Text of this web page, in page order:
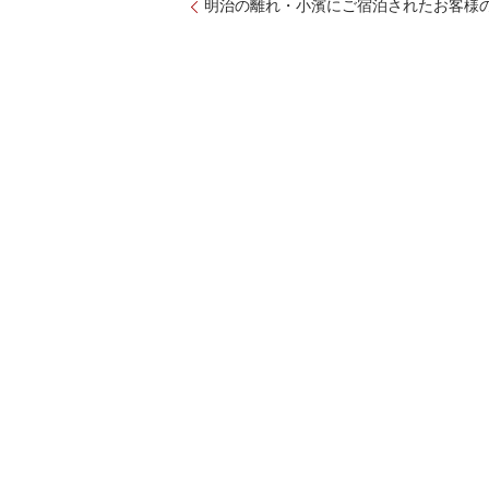
明治の離れ・小濱にご宿泊されたお客様